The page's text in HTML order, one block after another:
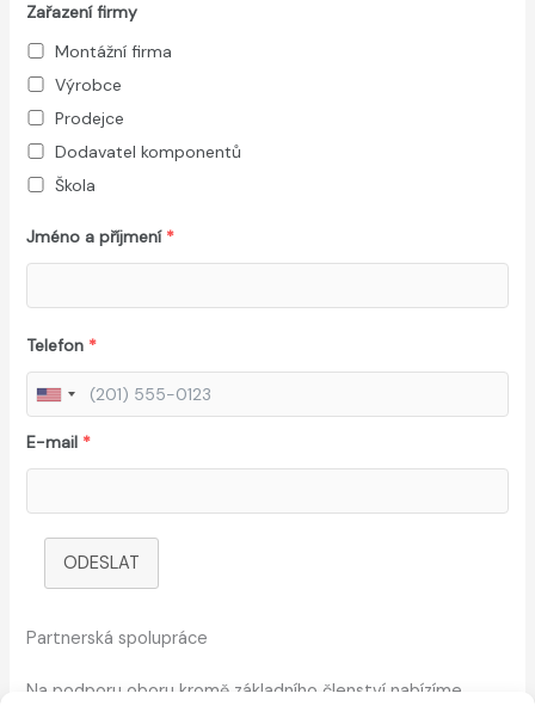
Zařazení firmy
Montážní firma
Výrobce
Prodejce
Dodavatel komponentů
Škola
Jméno a příjmení *
Telefon *
E-mail *
ODESLAT
Partnerská spolupráce
Na podporu oboru kromě základního členství nabízíme